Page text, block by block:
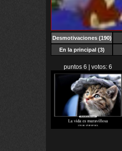
Desmotivaciones(190)
En la principal (3)
puntos 6 | votos: 6